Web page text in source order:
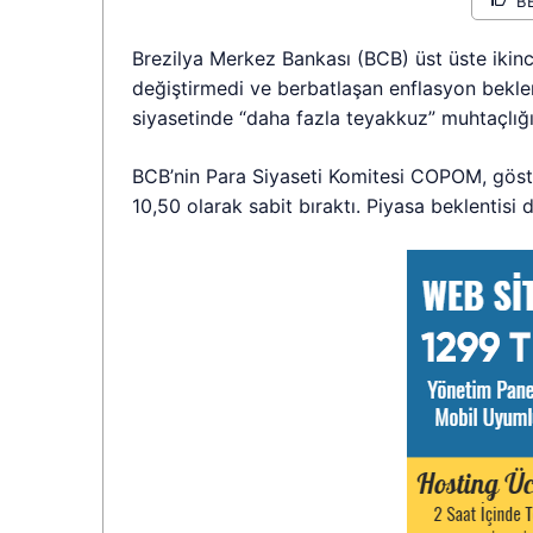
Brezilya Merkez Bankası (BCB) üst üste
değiştirmedi ve berbatlaşan enflasyon
siyasetinde “daha fazla teyakkuz”
BCB’nin Para Siyaseti Komitesi COPOM,
10,50 olarak sabit bıraktı. Piyasa